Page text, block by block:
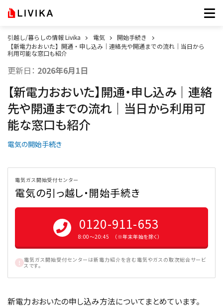
引越し/暮らしの情報 Livika 電気
開始手続き
【新電力おおいた】開通・申し込み｜連絡先や開通までの流れ｜当日から
利用可能な窓口も紹介
更新日： 2026年6月1日
【新電力おおいた】開通・申し込み｜連絡
先や開通までの流れ｜当日から利用可
能な窓口も紹介
電気の開始手続き
電気ガス開始受付センター
電気の引っ越し・開始手続き
0120-911-653
8:00〜20:45 （※年末年始を除く）
電気ガス開始受付センターは新電力紹介を含む電気やガスの取次総合サービ
スです。
新電力おおいたの申し込み方法についてまとめています。